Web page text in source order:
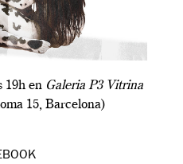
19h en Galeria P3 Vitrina
15, Barcelona)